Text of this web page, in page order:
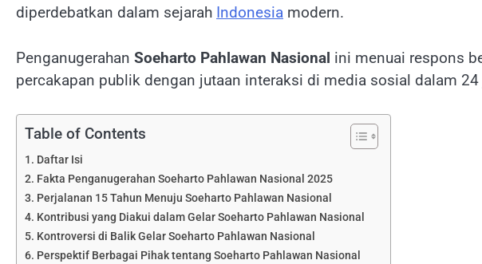
diperdebatkan dalam sejarah Indonesia modern.
Penganugerahan Soeharto Pahlawan Nasional ini menuai respons
percakapan publik dengan jutaan interaksi di media sosial dalam
Table of Contents
Daftar Isi
Fakta Penganugerahan Soeharto Pahlawan Nasional 2025
Perjalanan 15 Tahun Menuju Soeharto Pahlawan Nasional
Kontribusi yang Diakui dalam Gelar Soeharto Pahlawan Nasional
Kontroversi di Balik Gelar Soeharto Pahlawan Nasional
Perspektif Berbagai Pihak tentang Soeharto Pahlawan Nasional